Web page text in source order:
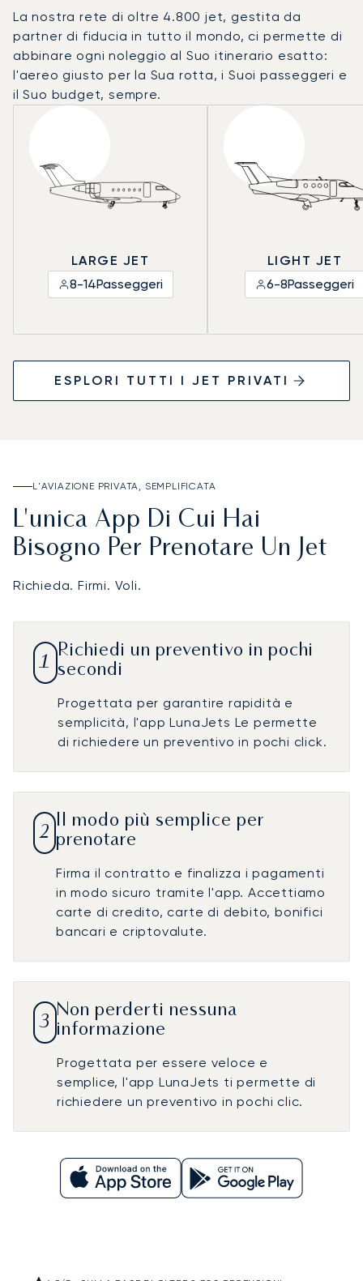
La nostra rete di oltre 4.800 jet, gestita da
partner di fiducia in tutto il mondo, ci permette di
abbinare ogni noleggio al Suo itinerario esatto:
l'aereo giusto per la Sua rotta, i Suoi passeggeri e
il Suo budget, sempre.
LARGE JET
8-14Passeggeri
LIGHT JET
6-8Passeggeri
ESPLORI TUTTI I JET PRIVATI
L'AVIAZIONE PRIVATA, SEMPLIFICATA
L'unica App Di Cui Hai
Bisogno Per Prenotare Un Jet
Richieda. Firmi. Voli.
1
Richiedi un preventivo in pochi
secondi
Progettata per garantire rapidità e
semplicità, l'app LunaJets Le permette
di richiedere un preventivo in pochi click.
2
Il modo più semplice per
prenotare
Firma il contratto e finalizza i pagamenti
in modo sicuro tramite l'app. Accettiamo
carte di credito, carte di debito, bonifici
bancari e criptovalute.
3
Non perderti nessuna
informazione
Progettata per essere veloce e
semplice, l'app LunaJets ti permette di
richiedere un preventivo in pochi clic.